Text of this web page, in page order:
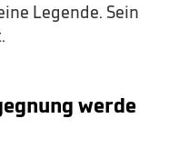
Legende. Sein
werde